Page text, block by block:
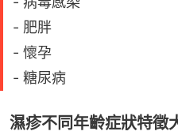
- 肥胖
- 懷孕
- 糖尿病
濕疹不同年齡症狀特徵